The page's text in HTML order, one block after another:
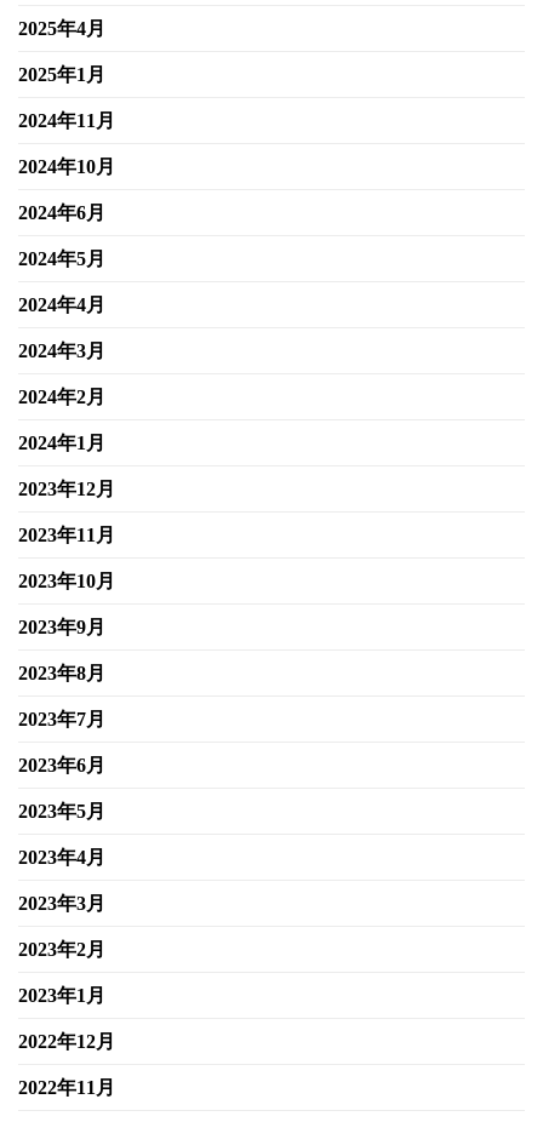
2025年4月
2025年1月
2024年11月
2024年10月
2024年6月
2024年5月
2024年4月
2024年3月
2024年2月
2024年1月
2023年12月
2023年11月
2023年10月
2023年9月
2023年8月
2023年7月
2023年6月
2023年5月
2023年4月
2023年3月
2023年2月
2023年1月
2022年12月
2022年11月